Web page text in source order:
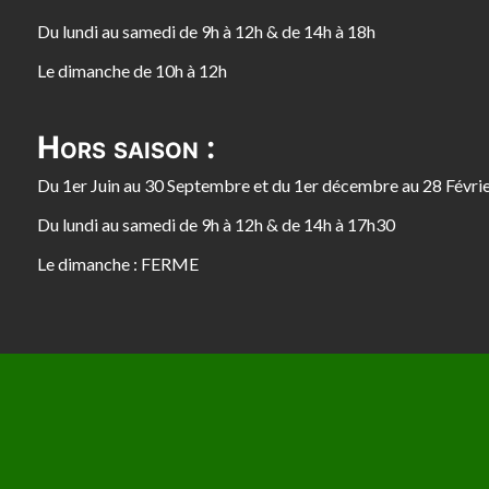
Du lundi au samedi de 9h à 12h & de 14h à 18h
Le dimanche de 10h à 12h
Hors saison :
Du 1er Juin au 30 Septembre et du 1er décembre au 28
Du lundi au samedi de 9h à 12h & de 14h à 17h30
Le dimanche : FERME